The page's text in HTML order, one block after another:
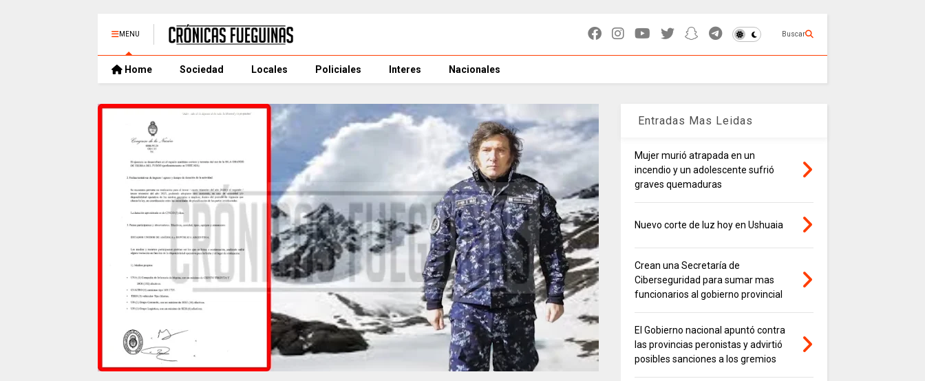
MENU Buscar
Home Sociedad Locales Policiales Interes Nacionales
Entradas Mas Leidas
Mujer murió atrapada en un
incendio y un adolescente sufrió
graves quemaduras
Nuevo corte de luz hoy en Ushuaia
Crean una Secretaría de
Ciberseguridad para sumar mas
funcionarios al gobierno provincial
El Gobierno nacional apuntó contra
las provincias peronistas y advirtió
posibles sanciones a los gremios